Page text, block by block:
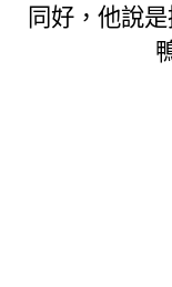
同好，他說